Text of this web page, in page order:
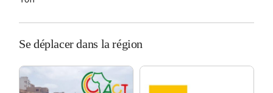
Se déplacer dans la région